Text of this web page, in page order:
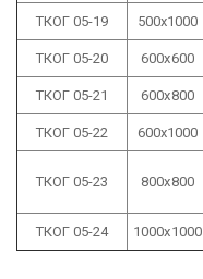
ТКОГ 05-19 500х1000
ТКОГ 05-20 600х600
ТКОГ 05-21 600х800
ТКОГ 05-22 600х1000
ТКОГ 05-23 800х800
ТКОГ 05-24 1000х1000